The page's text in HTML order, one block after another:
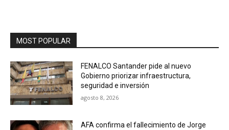
MOST POPULAR
FENALCO Santander pide al nuevo
Gobierno priorizar infraestructura,
seguridad e inversión
agosto 8, 2026
AFA confirma el fallecimiento de Jorge